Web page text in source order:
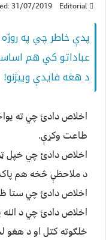
Editorial
31/07/2019
پدې خاطر چي په
عباداتو کي هم
د هغه فایدې وپیژنو!
اخلاص دادئ چي ته
طاعت وکړې.
اخلاص دادئ چي خپل
د ملاحظې څخه هم
اخلاص دادئ چي ستا
اخلاص دادئ چي د الله
خلګوته کتل او د هغو